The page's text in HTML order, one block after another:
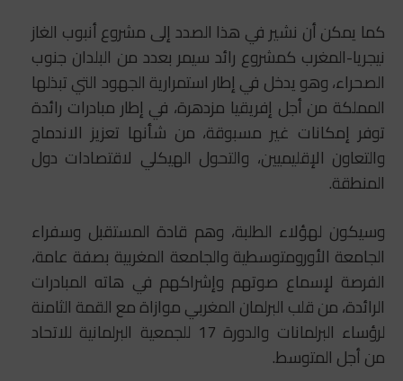
كما يمكن أن نشير في هذا الصدد إلى مشروع أنبوب الغاز
نيجريا-المغرب كمشروع رائد سيمر بعدد من البلدان جنوب
الصحراء، وهو يدخل في إطار استمرارية الجهود التي تبذلها
المملكة من أجل إفريقيا مزدهرة، في إطار مبادرات رائدة
توفر إمكانات غير مسبوقة، من شأنها تعزيز الاندماج
والتعاون الإقليميين، والتحول الهيكلي لاقتصادات دول
المنطقة.
وسيكون لهؤلاء الطلبة، وهم قادة المستقبل وسفراء
الجامعة الأورومتوسطية والجامعة المغربية بصفة عامة،
الفرصة لإسماع صوتهم وإشراكهم في هاته المبادرات
الرائدة، من قلب البرلمان المغربي موازاة مع القمة الثامنة
لرؤساء البرلمانات والدورة 17 للجمعية البرلمانية للاتحاد
من أجل المتوسط.